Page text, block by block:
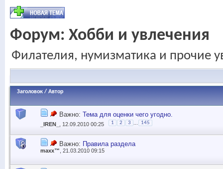
Форум: Хобби и увлечения
Филателия, нумизматика и прочие
Заголовок / Автор
Важно: Тема для оценки чего угодно.
_IREN_ , 12.09.2010 00:25 1 2 3 145
Важно: Правила раздела
maxx™, 21.03.2010 09:15